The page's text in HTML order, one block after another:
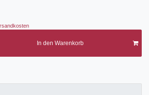
In den Warenkorb